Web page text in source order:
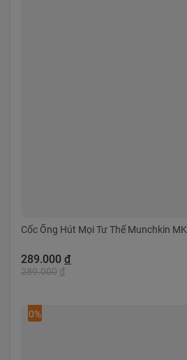
Cốc Ống Hút Mọi Tư Thế Munchkin
289.000 đ
289.000 đ
0%